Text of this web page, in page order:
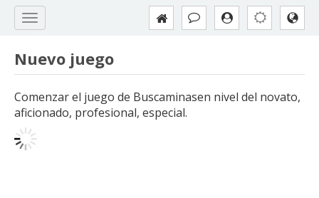
Nuevo juego
Comenzar el juego de Buscaminasen nivel del novato,
aficionado, profesional, especial.